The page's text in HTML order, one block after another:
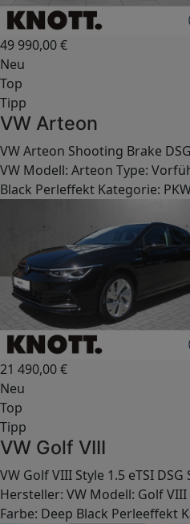
49 990,00€
Neu
Top
Tipp
VW Arteon
VW Arteon Shooting Brake
VW Modell: Arteon Type:
Black Perleffekt Kategorie:
21 490,00€
Neu
Top
Tipp
VW Golf VIII
VW Golf VIII Style 1.5 eTSI DSG
Hersteller: VW Modell: Golf
Farbe: Deep Black Perleeffekt